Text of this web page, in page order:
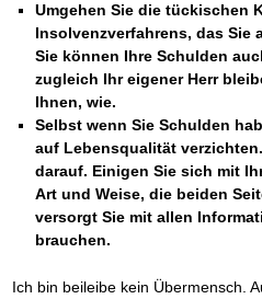
Umgehen Sie die tückischen
Insolvenzverfahrens, das Sie
Sie können Ihre Schulden
zugleich Ihr eigener Herr
Ihnen, wie.
Selbst wenn Sie Schulden
auf Lebensqualität
darauf. Einigen Sie sich mit
Art und Weise, die beiden
versorgt Sie mit allen
brauchen.
Ich bin beileibe kein Übermensch.